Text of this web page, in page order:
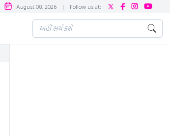
August 08, 2026 | Follow us at: